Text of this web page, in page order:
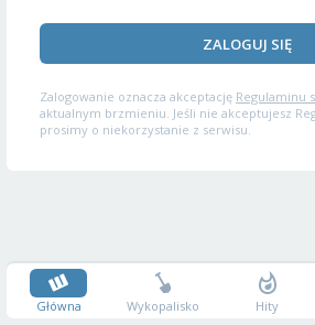
ZALOGUJ SIĘ
Zalogowanie oznacza akceptację Regulaminu
aktualnym brzmieniu. Jeśli nie akceptujesz
prosimy o niekorzystanie z serwisu.
Główna Wykopalisko Hity